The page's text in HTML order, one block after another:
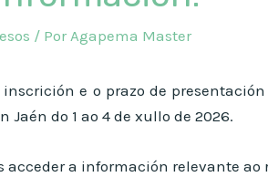
/ Por Agapema Master
e o prazo de
Jaén do 1 ao 4 de xullo de 2026.
acceder a información relevante ao